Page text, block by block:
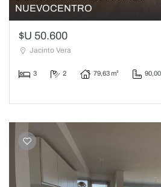
NUEVOCENTRO
$U 50.600
Jacinto Vera
3 2 79,63 m² 90,00